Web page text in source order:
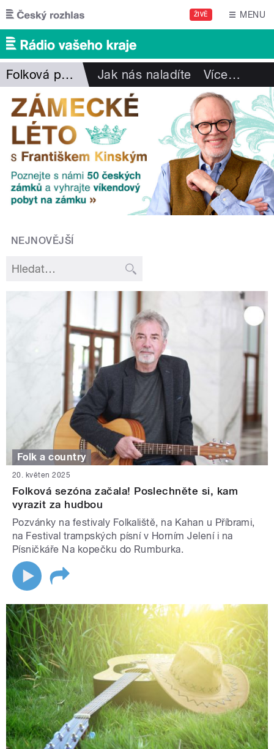
Přejít k hlavnímu obsahu
ŽIVĚ MENU
Folková pohlazení Jak nás naladíte Více…
NEJNOVĚJŠÍ
Folk a country
20. květen 2025
Folková sezóna začala! Poslechněte si, kam
vyrazit za hudbou
Pozvánky na festivaly Folkaliště, na Kahan u Příbrami,
na Festival trampských písní v Horním Jelení i na
Písničkáře Na kopečku do Rumburka.